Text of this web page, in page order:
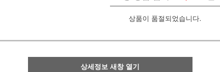
상품이 품절되었습니다.
상세정보 새창 열기